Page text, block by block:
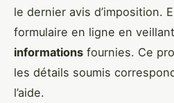
le dernier avis d’imposition.
formulaire en ligne en
informations fournies. Ce
les détails soumis
l’aide.